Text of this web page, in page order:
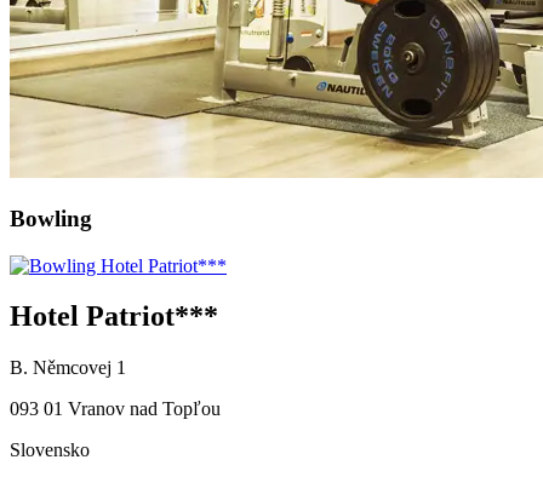
Bowling
Hotel Patriot***
B. Němcovej 1
093 01 Vranov nad Topľou
Slovensko